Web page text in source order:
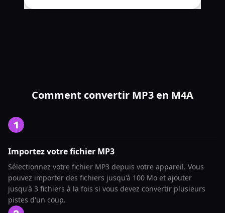
Comment convertir MP3 en M4A
Importez votre fichier MP3
Sélectionnez votre fichier MP3 depuis votre appareil. Vous
pouvez importer des fichiers jusqu'à 100 Mo et ajouter
jusqu'à 3 fichiers à la fois si vous devez convertir plusieurs
pistes d'un coup.